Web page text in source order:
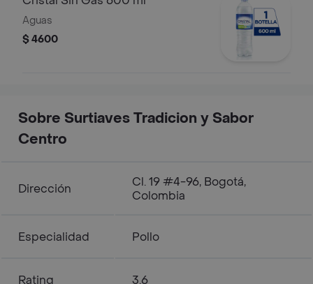
Aguas
$ 4600
Sobre Surtiaves Tradicion y Sabor
Centro
Dirección
Cl. 19 #4-96, Bogotá,
Colombia
Especialidad Pollo
Rating 3.6